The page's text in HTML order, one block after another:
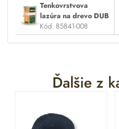
Tenkovrstvova
lazúra na drevo DUB
Kód: 85841-008
Ďalšie z